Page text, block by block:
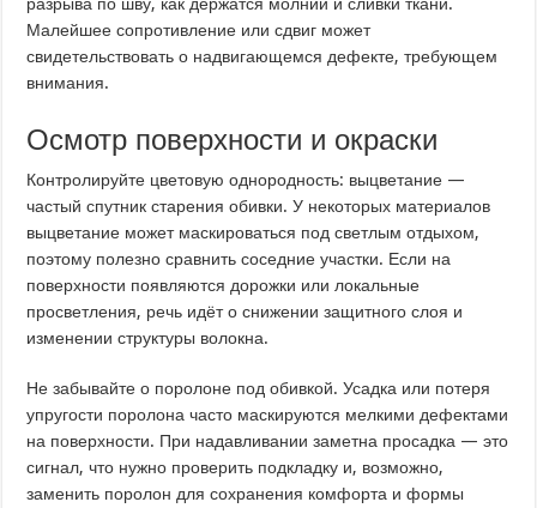
Малейшее сопротивление или сдвиг может
свидетельствовать о надвигающемся дефекте, требующем
внимания.
Осмотр поверхности и окраски
Контролируйте цветовую однородность: выцветание —
частый спутник старения обивки. У некоторых материалов
выцветание может маскироваться под светлым отдыхом,
поэтому полезно сравнить соседние участки. Если на
поверхности появляются дорожки или локальные
просветления, речь идёт о снижении защитного слоя и
изменении структуры волокна.
Не забывайте о поролоне под обивкой. Усадка или потеря
упругости поролона часто маскируются мелкими дефектами
на поверхности. При надавливании заметна просадка — это
сигнал, что нужно проверить подкладку и, возможно,
заменить поролон для сохранения комфорта и формы